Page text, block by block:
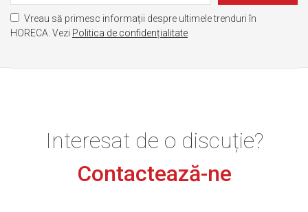
Vreau să primesc informații despre ultimele trenduri în
HORECA. Vezi Politica de confidențialitate
Interesat de o discuție?
Contactează-ne